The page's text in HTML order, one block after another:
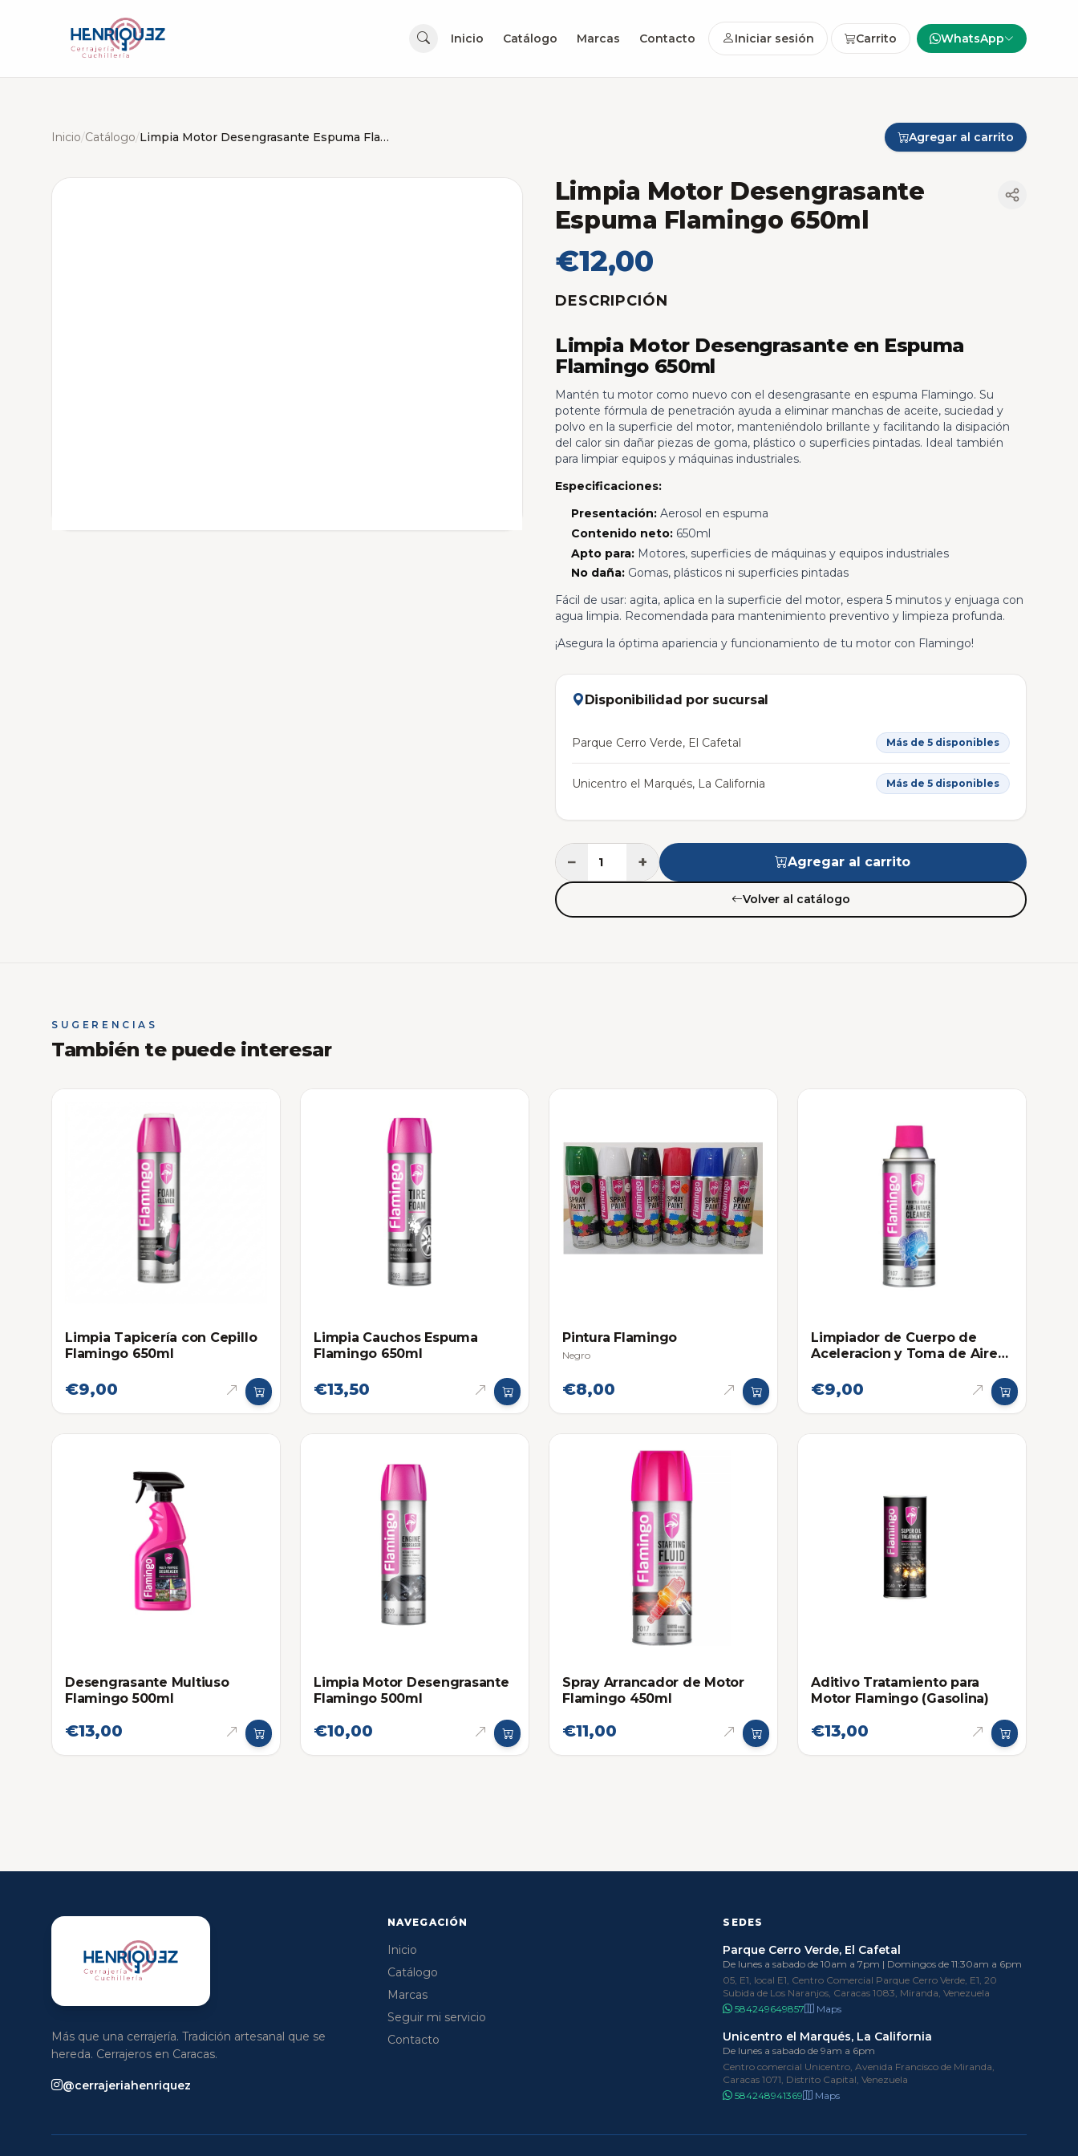
Inicio Catálogo Marcas Contacto Iniciar sesión Carrito WhatsApp
Inicio/Catálogo/ Limpia Motor Desengrasante Espuma Flamingo 650ml Agregar al carrito
Limpia Motor Desengrasante
Espuma Flamingo 650ml
€12,00
DESCRIPCIÓN
Limpia Motor Desengrasante en Espuma
Flamingo 650ml
Mantén tu motor como nuevo con el desengrasante en espuma Flamingo. Su
potente fórmula de penetración ayuda a eliminar manchas de aceite, suciedad y
polvo en la superficie del motor, manteniéndolo brillante y facilitando la disipación
del calor sin dañar piezas de goma, plástico o superficies pintadas. Ideal también
para limpiar equipos y máquinas industriales.
Especificaciones:
Presentación:Aerosol en espuma
Contenido neto:650ml
Apto para:Motores, superficies de máquinas y equipos industriales
No daña:Gomas, plásticos ni superficies pintadas
Fácil de usar: agita, aplica en la superficie del motor, espera 5 minutos y enjuaga con
agua limpia. Recomendada para mantenimiento preventivo y limpieza profunda.
¡Asegura la óptima apariencia y funcionamiento de tu motor con Flamingo!
Disponibilidad por sucursal
Parque Cerro Verde, El Cafetal Más de 5 disponibles
Unicentro el Marqués, La California Más de 5 disponibles
− + Agregar al carrito
Volver al catálogo
SUGERENCIAS
También te puede interesar
Limpia Tapicería con Cepillo
Flamingo 650ml
€9,00
Limpia Cauchos Espuma
Flamingo 650ml
€13,50
Pintura Flamingo
Negro
€8,00
Limpiador de Cuerpo de
Aceleracion y Toma de Aire
€9,00
Desengrasante Multiuso
Flamingo 500ml
€13,00
Limpia Motor Desengrasante
Flamingo 500ml
€10,00
Spray Arrancador de Motor
Flamingo 450ml
€11,00
Aditivo Tratamiento para
Motor Flamingo (Gasolina)
€13,00
Más que una cerrajería. Tradición artesanal que se
hereda. Cerrajeros en Caracas.
@cerrajeriahenriquez
NAVEGACIÓN
Inicio
Catálogo
Marcas
Seguir mi servicio
Contacto
SEDES
Parque Cerro Verde, El Cafetal
De lunes a sabado de 10am a 7pm | Domingos de 11:30am a 6pm
05, E1, local E1, Centro Comercial Parque Cerro Verde, E1, 20
Subida de Los Naranjos, Caracas 1083, Miranda, Venezuela
584249649857
Maps
Unicentro el Marqués, La California
De lunes a sabado de 9am a 6pm
Centro comercial Unicentro, Avenida Francisco de Miranda,
Caracas 1071, Distrito Capital, Venezuela
584248941369
Maps